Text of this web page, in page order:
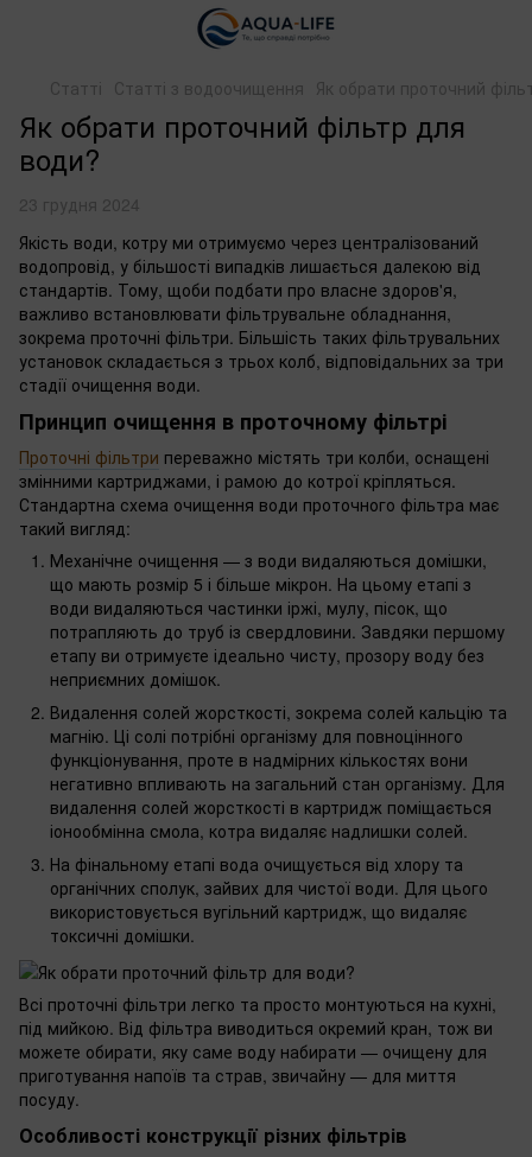
Статті Статті з водоочищення Як обрати проточний
Як обрати проточний фільтр для
води?
23 грудня 2024
Якість води, котру ми отримуємо через централізований
водопровід, у більшості випадків лишається далекою від
стандартів. Тому, щоби подбати про власне здоров'я,
важливо встановлювати фільтрувальне обладнання,
зокрема проточні фільтри. Більшість таких фільтрувальних
установок складається з трьох колб, відповідальних за три
стадії очищення води.
Принцип очищення в проточному фільтрі
Проточні фільтри переважно містять три колби, оснащені
змінними картриджами, і рамою до котрої кріпляться.
Стандартна схема очищення води проточного фільтра має
такий вигляд:
Механічне очищення — з води видаляються домішки,
що мають розмір 5 і більше мікрон. На цьому етапі з
води видаляються частинки іржі, мулу, пісок, що
потрапляють до труб із свердловини. Завдяки першому
етапу ви отримуєте ідеально чисту, прозору воду без
неприємних домішок.
Видалення солей жорсткості, зокрема солей кальцію та
магнію. Ці солі потрібні організму для повноцінного
функціонування, проте в надмірних кількостях вони
негативно впливають на загальний стан організму. Для
видалення солей жорсткості в картридж поміщається
іонообмінна смола, котра видаляє надлишки солей.
На фінальному етапі вода очищується від хлору та
органічних сполук, зайвих для чистої води. Для цього
використовується вугільний картридж, що видаляє
токсичні домішки.
Всі проточні фільтри легко та просто монтуються на кухні,
під мийкою. Від фільтра виводиться окремий кран, тож ви
можете обирати, яку саме воду набирати — очищену для
приготування напоїв та страв, звичайну — для миття
посуду.
Особливості конструкції різних фільтрів